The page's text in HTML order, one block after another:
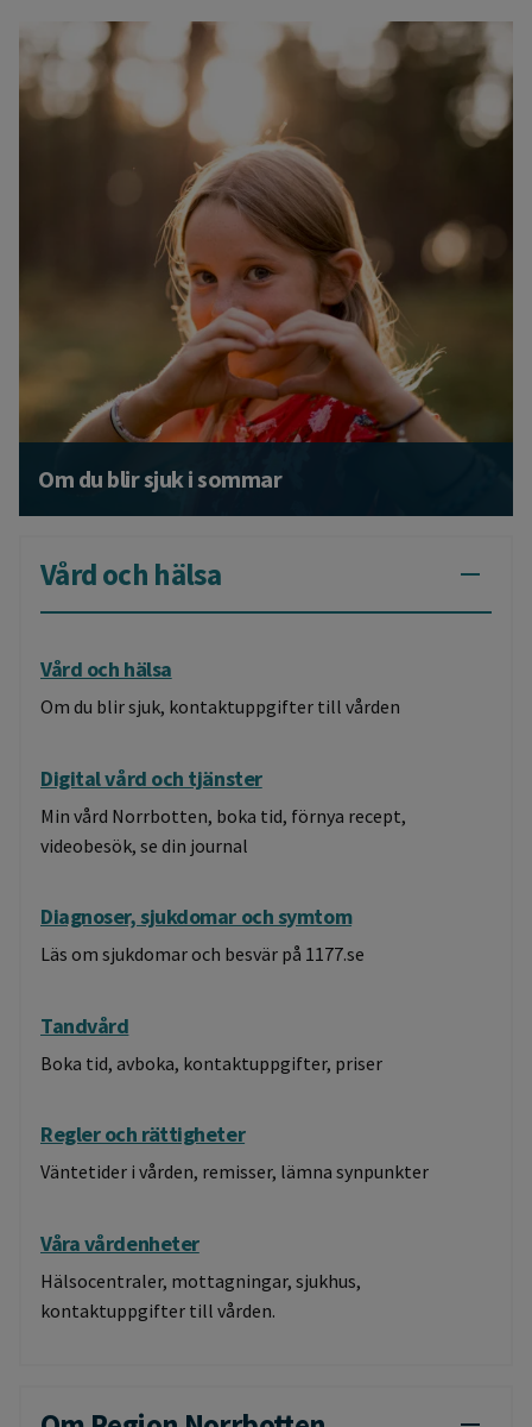
Om du blir sjuk i sommar
Vård och hälsa
Vård och hälsa
Om du blir sjuk, kontaktuppgifter till vården
Digital vård och tjänster
Min vård Norrbotten, boka tid, förnya recept,
videobesök, se din journal
Diagnoser, sjukdomar och symtom
Läs om sjukdomar och besvär på 1177.se
Tandvård
Boka tid, avboka, kontaktuppgifter, priser
Regler och rättigheter
Väntetider i vården, remisser, lämna synpunkter
Våra vårdenheter
Hälsocentraler, mottagningar, sjukhus,
kontaktuppgifter till vården.